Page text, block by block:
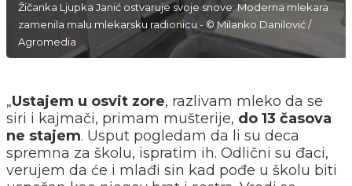
Žičanka Ljupka Janić ostvaruje svoje snove: Moderna mlekara
zamenila malu mlekarsku radionicu - © Milanko Danilović /
Agromedia
„Ustajem u osvit zore, razlivam mleko da se
siri i kajmači, primam mušterije, do 13 časova
ne stajem. Usput pogledam da li su deca
spremna za školu, ispratim ih. Odlični su đaci,
verujem da će i mlađi sin kad pođe u školu biti